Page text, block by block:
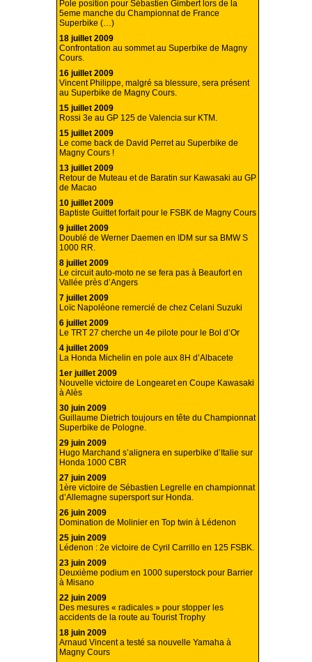
Pole position pour Sébastien Gimbert lors de la
5eme manche du Championnat de France
Superbike (…)
18 juillet 2009
Confrontation au sommet au Superbike de Magny
Cours.
16 juillet 2009
Vincent Philippe, malgré sa blessure, sera présent
au Superbike de Magny Cours.
15 juillet 2009
Rossi 3e au GP 125 de Valencia sur KTM.
15 juillet 2009
Le come back de David Perret au Superbike de
Magny Cours !
13 juillet 2009
Retour de Muteau et de Baratin sur Kawasaki au GP
de Macao
10 juillet 2009
Baptiste Guittet forfait pour le FSBK de Magny Cours
9 juillet 2009
Doublé de Werner Daemen en IDM sur sa BMW S
1000 RR.
8 juillet 2009
Le circuit auto-moto ne se fera pas à Beaufort en
Vallée près d’Angers
7 juillet 2009
Loïc Napoléone remercié de chez Celani Suzuki
6 juillet 2009
Le TRT 27 cherche un 4e pilote pour le Bol d’Or
4 juillet 2009
La Honda Michelin en pole aux 8H d’Albacete
1er juillet 2009
Nouvelle victoire de Longearet en Coupe Kawasaki
à Alès
30 juin 2009
Guillaume Dietrich toujours en tête du Championnat
Superbike de Pologne.
29 juin 2009
Hugo Marchand s’alignera en superbike d’Italie sur
Honda 1000 CBR
27 juin 2009
1ère victoire de Sébastien Legrelle en championnat
d’Allemagne supersport sur Honda.
26 juin 2009
Domination de Molinier en Top twin à Lédenon
25 juin 2009
Lédenon : 2e victoire de Cyril Carrillo en 125 FSBK.
23 juin 2009
Deuxième podium en 1000 superstock pour Barrier
à Misano
22 juin 2009
Des mesures « radicales » pour stopper les
accidents de la route au Tourist Trophy
18 juin 2009
Arnaud Vincent a testé sa nouvelle Yamaha à
Magny Cours